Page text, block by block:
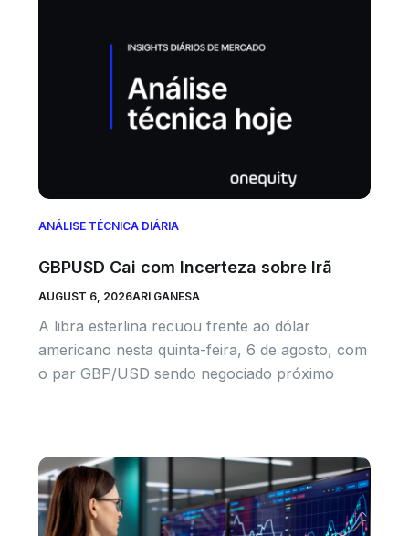
ANÁLISE TÉCNICA DIÁRIA
GBPUSD Cai com Incerteza sobre Irã
AUGUST 6, 2026ARI GANESA
A libra esterlina recuou frente ao dólar
americano nesta quinta-feira, 6 de agosto, com
o par GBP/USD sendo negociado próximo